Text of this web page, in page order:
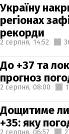
Україну
регіонах
рекорди
2 серпня, 14:52
До +37 та
прогноз
2 серпня, 08:00
Дощитиме
+35: яку
2 серпня, 06:57